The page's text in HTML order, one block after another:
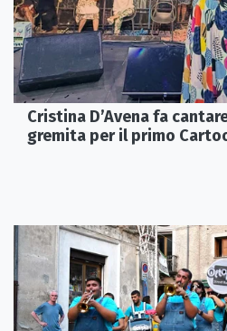
Cristina D’Avena fa
gremita per il primo